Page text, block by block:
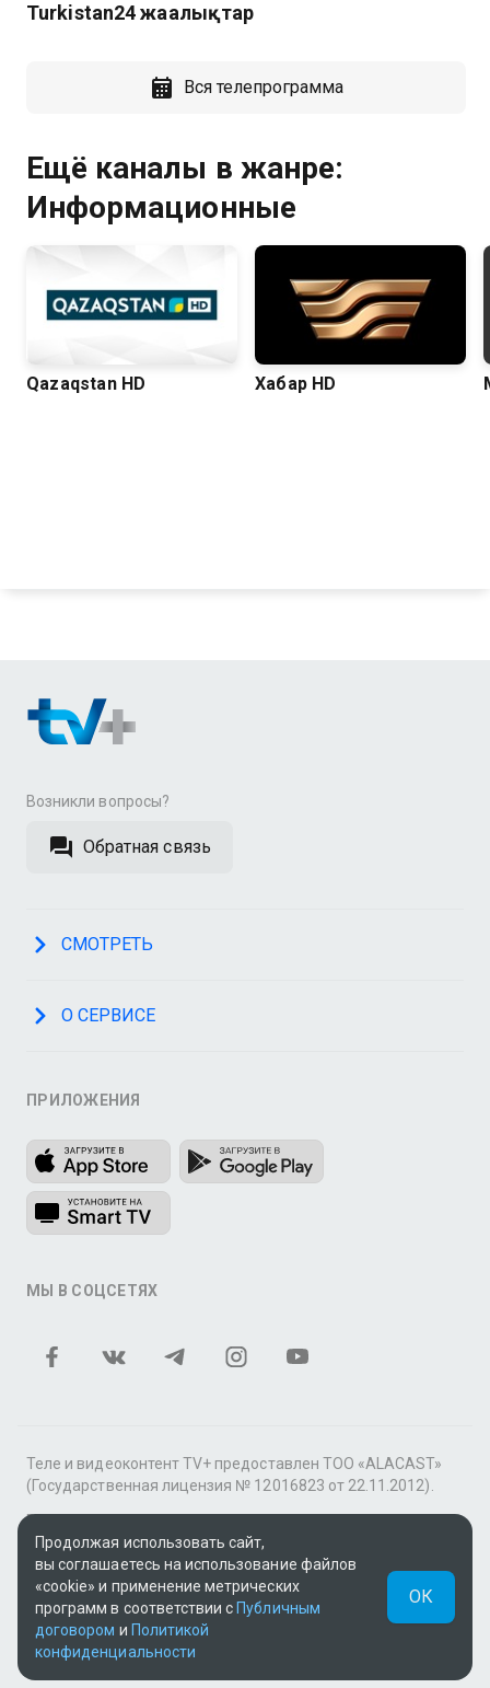
Turkistan24 жаңалықтар
Вся телепрограмма
Ещё каналы в жанре:
Информационные
Qazaqstan HD Хабар HD
Возникли вопросы?
Обратная связь
СМОТРЕТЬ
О СЕРВИСЕ
ПРИЛОЖЕНИЯ
МЫ В СОЦСЕТЯХ
Теле и видеоконтент TV+ предоставлен ТОО «ALACAST»
(Государственная лицензия № 12016823 от 22.11.2012).
В рамках услуги «Видео по подписке» для «Пакета
фильмов и сериалов tv+» контент предоставляется
онлайн-кинотеатром MEGOGO.
Поддержка: tvplus@telecom.kz
v3.9.15 | SSR
UUID: 91c2f78a-556f-4b7d-b3d0-a3ad504b08c7
Продолжая использовать сайт,
вы соглашаетесь на использование файлов
«cookie» и применение метрических
программ в соответствии с Публичным
договором и Политикой
конфиденциальности
ОК